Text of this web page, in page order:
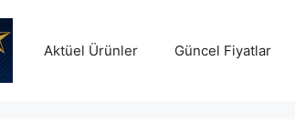
Aktüel Ürünler Güncel Fiyatlar